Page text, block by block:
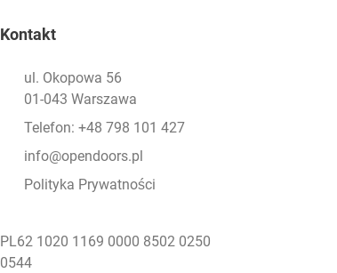
Kontakt
ul. Okopowa 56
01-043 Warszawa
Telefon: +48 798 101 427
info@opendoors.pl
Polityka Prywatności
PL62 1020 1169 0000 8502 0250
0544